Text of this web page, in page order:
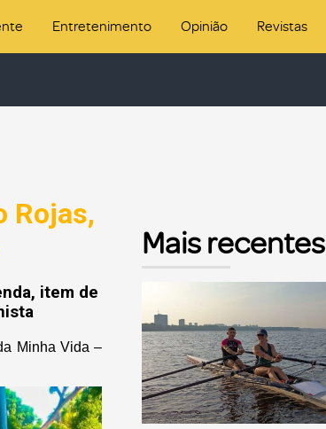
Entretenimento Opinião Revistas
Rojas,
item de
Minha Vida –
Mais recentes